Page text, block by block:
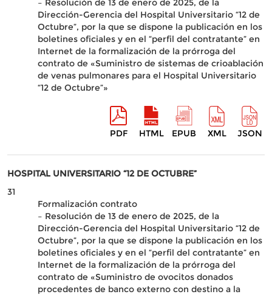
– Resolución de 13 de enero de 2025, de la
Dirección-Gerencia del Hospital Universitario “12 de
Octubre”, por la que se dispone la publicación en los
boletines oficiales y en el “perfil del contratante” en
Internet de la formalización de la prórroga del
contrato de «Suministro de sistemas de crioablación
de venas pulmonares para el Hospital Universitario
“12 de Octubre”»
PDF HTML EPUB XML JSON
HOSPITAL UNIVERSITARIO “12 DE OCTUBRE”
31
Formalización contrato
– Resolución de 13 de enero de 2025, de la
Dirección-Gerencia del Hospital Universitario “12 de
Octubre”, por la que se dispone la publicación en los
boletines oficiales y en el “perfil del contratante” en
Internet de la formalización de la prórroga del
contrato de «Suministro de ovocitos donados
procedentes de banco externo con destino a la